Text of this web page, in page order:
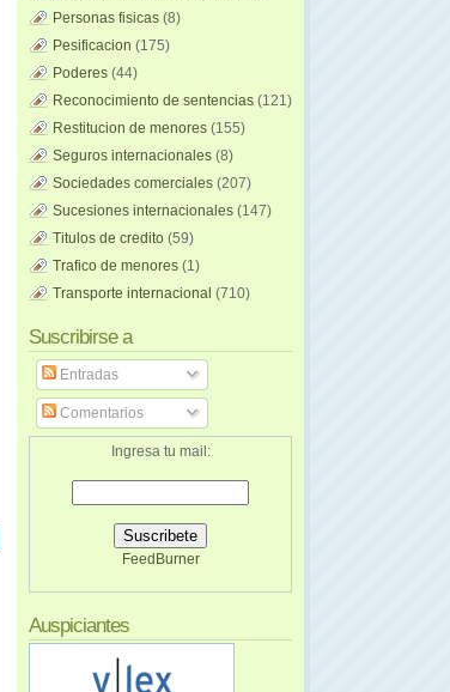
Personas fisicas (8)
Pesificacion (175)
Poderes (44)
Reconocimiento de sentencias (121)
Restitucion de menores (155)
Seguros internacionales (8)
Sociedades comerciales (207)
Sucesiones internacionales (147)
Titulos de credito (59)
Trafico de menores (1)
Transporte internacional (710)
Suscribirse a
Entradas
Comentarios
Ingresa tu mail:
FeedBurner
Auspiciantes